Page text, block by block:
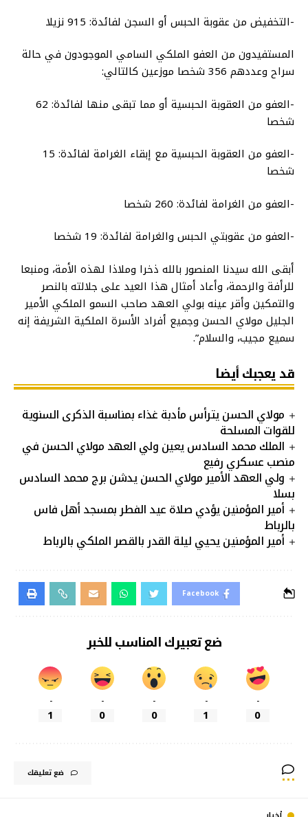
-التخفيض من عقوبة الحبس أو السجن لفائدة: 915 نزيلا
المستفيدون من العفو الملكي السامي الموجودون في حالة
سراح وعددهم 356 شخصا موزعين كالتالي:
-العفو من العقوبة الحبسية أو مما تبقى منها لفائدة: 62
شخصا
-العفو من العقوبة الحبسية مع إبقاء الغرامة لفائدة: 15
شخصا
-العفو من الغرامة لفائدة: 260 شخصا
-العفو من عقوبتي الحبس والغرامة لفائدة: 19 شخصا
أبقى الله سيدنا المنصور بالله ذخرا وملاذا لهذه الأمة، ومنبعا
للرأفة والرحمة، وأعاد أمثال هذا العيد على جلالته بالنصر
والتمكين وأقر عينه بولي العهد صاحب السمو الملكي الأمير
الجليل مولاي الحسن وجميع أفراد الأسرة الملكية الشريفة إنه
سميع مجيب، والسلام”.
قد يعجبك أيضا
مولاي الحسن يترأس مأدبة غذاء بمناسبة الذكرى السنوية
للقوات المسلحة
الملك محمد السادس يعين ولي العهد مولاي الحسن في
منصب عسكري رفيع
ولي العهد الأمير مولاي الحسن يدشن برج محمد السادس
بسلا
أمير المؤمنين يؤدي صلاة عيد الفطر بمسجد أهل فاس
بالرباط
أمير المؤمنين يحيي ليلة القدر بالقصر الملكي بالرباط
Facebook
ضع تعبيرك المناسب للخبر
-
0
-
1
-
0
-
0
-
1
ضع تعليقك